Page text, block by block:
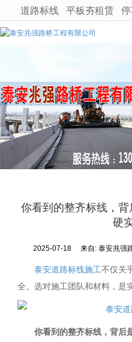
道路标线 平板夯租赁
新闻动态
工程案例
公司介绍
技术支持
地图导航
你看到的整齐标线，
硬
2025-07-18 来自:泰安兆强
泰安道路标线施工不仅关
全。选对施工团队和材料，是
你看到的整齐标线，背后